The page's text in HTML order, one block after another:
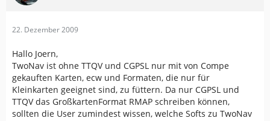
22. Dezember 2009
Hallo Joern,
TwoNav ist ohne TTQV und CGPSL nur mit von Compe
gekauften Karten, ecw und Formaten, die nur für
Kleinkarten geeignet sind, zu füttern. Da nur CGPSL und
TTQV das GroßkartenFormat RMAP schreiben können,
sollten die User zumindest wissen, welche Softs zu TwoNav